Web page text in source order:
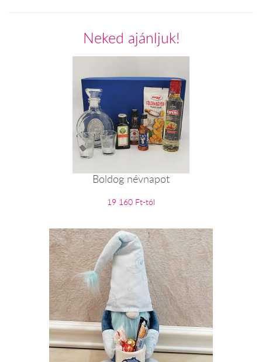
Neked ajánljuk!
Boldog névnapot
19 160 Ft-tól